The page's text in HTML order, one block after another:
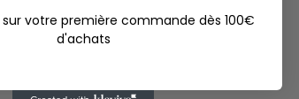
votre première commande dès 100€
d'achats